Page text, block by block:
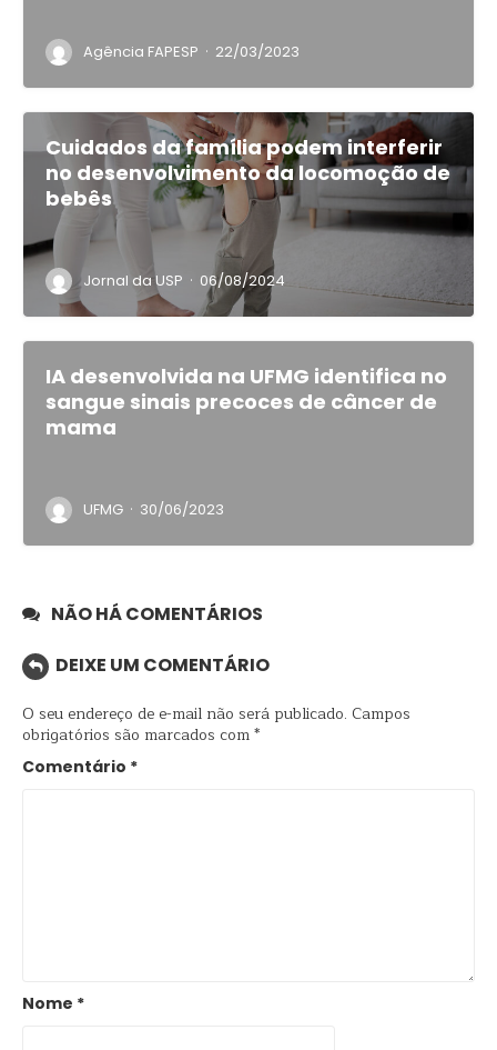
Agência FAPESP · 22/03/2023
Cuidados da família podem interferir
no desenvolvimento da locomoção de
bebês
Jornal da USP · 06/08/2024
IA desenvolvida na UFMG identifica no
sangue sinais precoces de câncer de
mama
UFMG · 30/06/2023
NÃO HÁ COMENTÁRIOS
DEIXE UM COMENTÁRIO
O seu endereço de e-mail não será publicado. Campos
obrigatórios são marcados com*
Comentário *
Nome *